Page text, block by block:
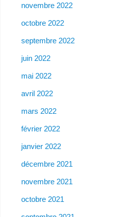
novembre 2022
octobre 2022
septembre 2022
juin 2022
mai 2022
avril 2022
mars 2022
février 2022
janvier 2022
décembre 2021
novembre 2021
octobre 2021